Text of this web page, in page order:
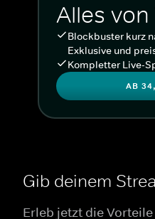
Alles von
Blockbuster kurz
Exklusive und
Kompletter Live-
AB
Gib deinem
Erleb jetzt die